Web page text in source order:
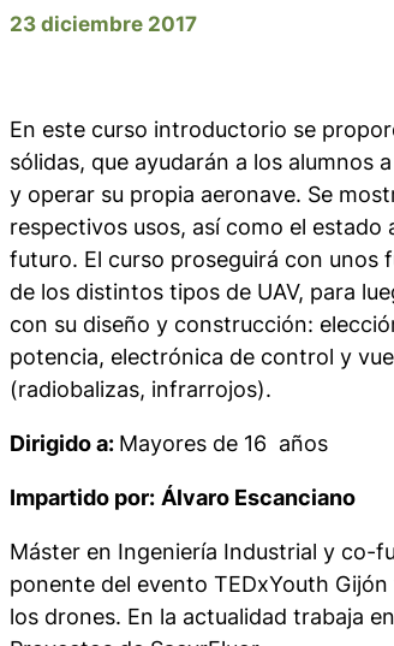
23 diciembre 2017
En este curso introductorio se
sólidas, que ayudarán a los alumnos
y operar su propia aeronave. Se
respectivos usos, así como el
futuro. El curso proseguirá con unos
de los distintos tipos de UAV, para
con su diseño y construcción:
potencia, electrónica de control y
(radiobalizas, infrarrojos).
Dirigido a: Mayores de 16 años
Impartido por: Álvaro Escanciano
Máster en Ingeniería Industrial y co-
ponente del evento TEDxYouth
los drones. En la actualidad trabaja